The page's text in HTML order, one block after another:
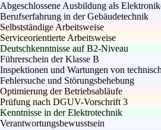
Abgeschlossene Ausbildung als
Berufserfahrung in der Gebäudetechnik
Selbstständige Arbeitsweise
Serviceorientierte Arbeitsweise
Deutschkenntnisse auf B2-Niveau
Führerschein der Klasse B
Inspektionen und Wartungen von
Fehlersuche und Störungsbehebung
Optimierung der Betriebsabläufe
Prüfung nach DGUV-Vorschrift 3
Kenntnisse in der Elektrotechnik
Verantwortungsbewusstsein